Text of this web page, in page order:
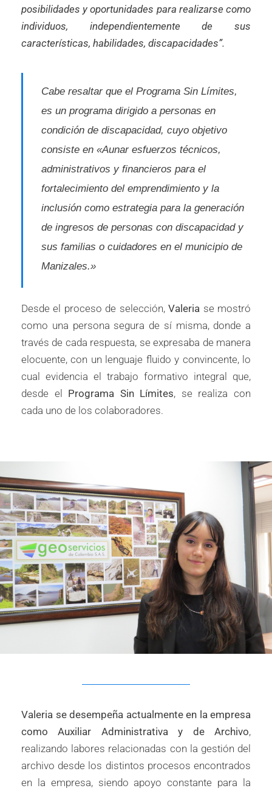
posibilidades y oportunidades para realizarse como
individuos, independientemente de sus
características, habilidades, discapacidades”.
Cabe resaltar que el Programa Sin Límites,
es un programa dirigido a personas en
condición de discapacidad, cuyo objetivo
consiste en «Aunar esfuerzos técnicos,
administrativos y financieros para el
fortalecimiento del emprendimiento y la
inclusión como estrategia para la generación
de ingresos de personas con discapacidad y
sus familias o cuidadores en el municipio de
Manizales.»
Desde el proceso de selección,Valeria se mostró
como una persona segura de sí misma, donde a
través de cada respuesta, se expresaba de manera
elocuente, con un lenguaje fluido y convincente, lo
cual evidencia el trabajo formativo integral que,
desde el
Programa Sin Límites, se realiza con
cada uno de los colaboradores.
Valeria se desempeña actualmente en la empresa
como Auxiliar Administrativa y de Archivo,
realizando labores relacionadas con la gestión del
archivo desde los distintos procesos encontrados
en la empresa, siendo apoyo constante para la